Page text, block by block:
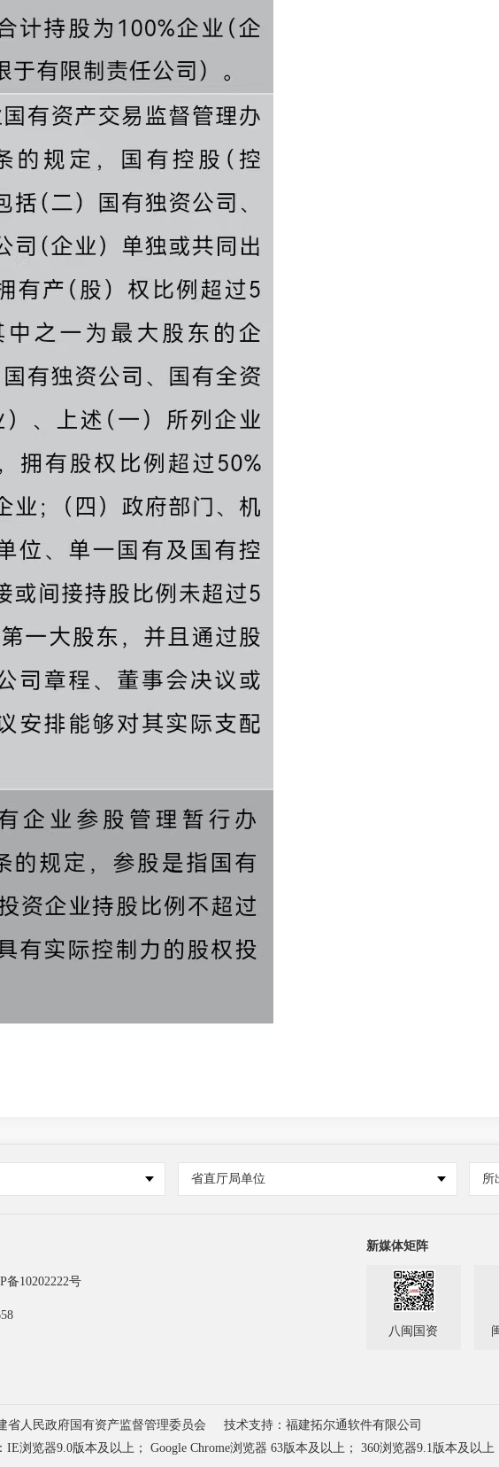
省直厅局单位 所
备10202222号
新媒体矩阵
八闽国资
省人民政府国有资产监督管理委员会
技术支持：福建拓尔通软件有限公司
浏览器9.0版本及以上； Google Chrome浏览器 63版本及以上； 360浏览器9.1版本及以上